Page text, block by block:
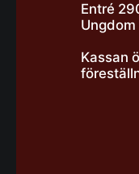
Entré
Kassan